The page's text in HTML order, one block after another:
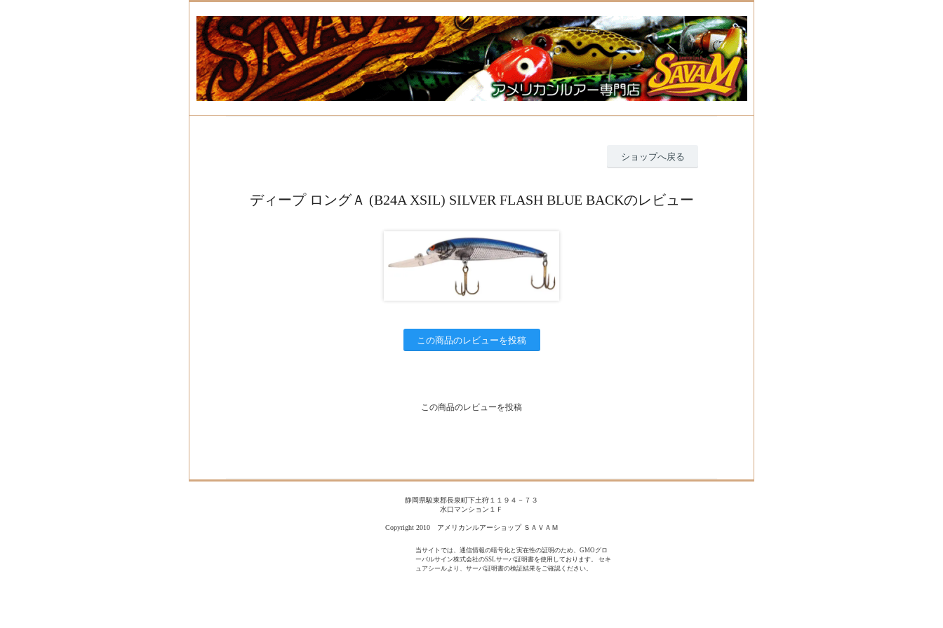
ショップへ戻る
ディープ ロングＡ (B24A XSIL) SILVER FLASH BLUE BACKのレビュー
この商品のレビューを投稿
この商品のレビューを投稿
静岡県駿東郡長泉町下土狩１１９４－７３
水口マンション１Ｆ
Copyright 2010 アメリカンルアーショップ ＳＡＶＡＭ
当サイトでは、通信情報の暗号化と実在性の証明のため、GMOグロ
ーバルサイン株式会社のSSLサーバ証明書を使用しております。 セキ
ュアシールより、サーバ証明書の検証結果をご確認ください。